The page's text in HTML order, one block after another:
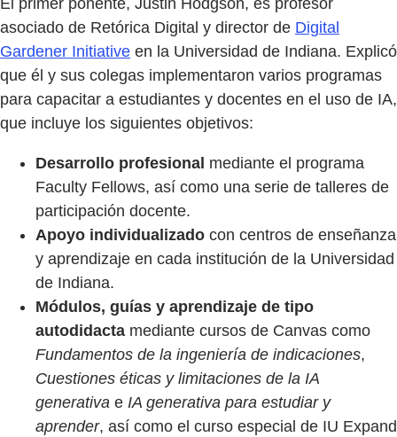
El primer ponente, Justin Hodgson, es profesor
asociado de Retórica Digital y director de Digital
Gardener Initiative en la Universidad de Indiana. Explicó
que él y sus colegas implementaron varios programas
para capacitar a estudiantes y docentes en el uso de IA,
que incluye los siguientes objetivos:
Desarrollo profesional mediante el programa
Faculty Fellows, así como una serie de talleres de
participación docente.
Apoyo individualizado con centros de enseñanza
y aprendizaje en cada institución de la Universidad
de Indiana.
Módulos, guías y aprendizaje de tipo
autodidacta mediante cursos de Canvas como
Fundamentos de la ingeniería de indicaciones,
Cuestiones éticas y limitaciones de la IA
generativa e IA generativa para estudiar y
aprender, así como el curso especial de IU Expand